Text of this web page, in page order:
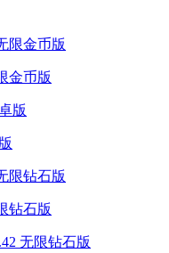
金币版
钻石版